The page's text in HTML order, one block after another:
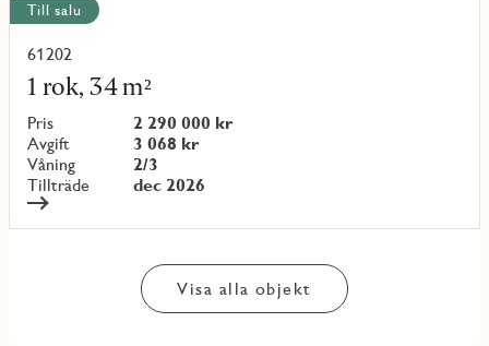
Till salu
61202
1 rok, 34 m²
Pris
2 290 000 kr
Avgift
3 068 kr
Våning
2/3
Tillträde
dec 2026
Läs
mer
om
objekt
{objectNumber}
Visa alla objekt